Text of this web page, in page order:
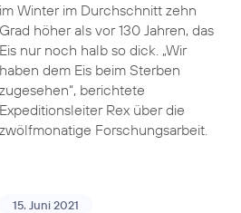
im Winter im Durchschnitt zehn
Grad höher als vor 130 Jahren, das
Eis nur noch halb so dick. „Wir
haben dem Eis beim Sterben
zugesehen“, berichtete
Expeditionsleiter Rex über die
zwölfmonatige Forschungsarbeit.
15. Juni 2021